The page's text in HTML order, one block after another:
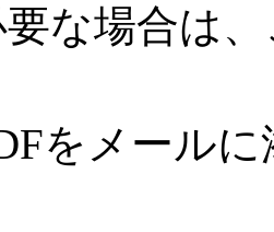
な場合は
をメール